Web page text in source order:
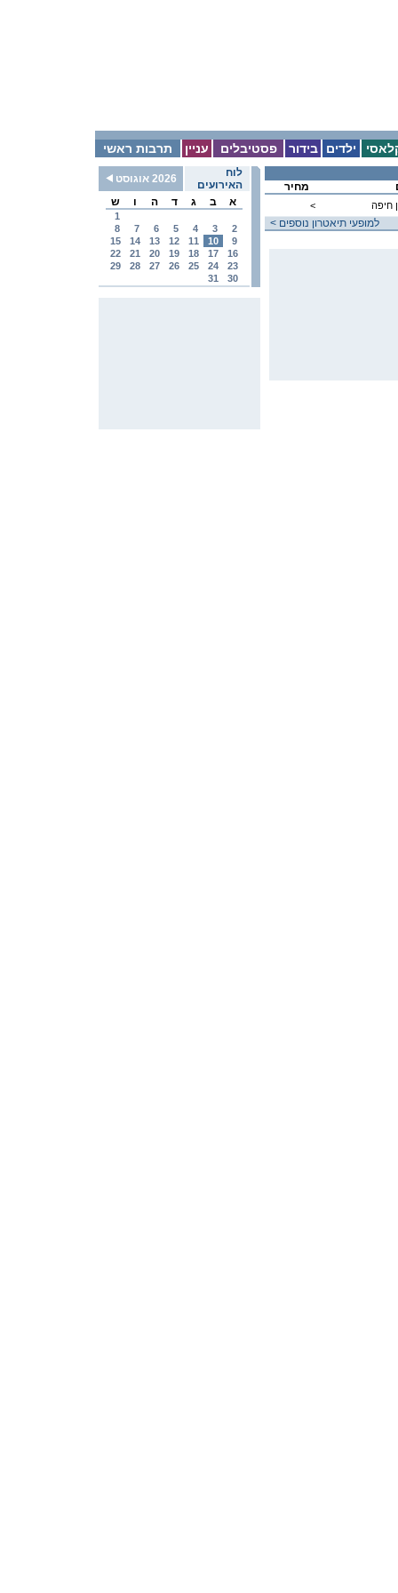
תרבות ראשי עניין פסטיבלים בידור ילדים
לוח
האירועים
2026 אוגוסט
א
ב ג ד ה ו ש
1
2
3
4
5
6
7
8
9
10
11
12
13
14
15
16
17
18
19
20
21
22
23
24
25
26
27
28
29
30
31
מחיר
< חיפה
< למופעי תיאטרון נוספים